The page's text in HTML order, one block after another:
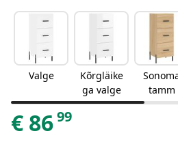
Valge
Kõrgläike
ga valge
tamm
€ 8699